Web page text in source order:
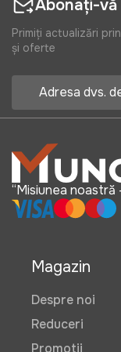
Abonați-
Primiți actualizări
și oferte
“Misiunea noastră
Magazin
Despre noi
Reduceri
Promotii